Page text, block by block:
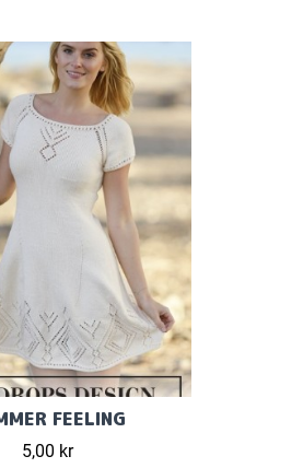
FEELING
5,00 kr